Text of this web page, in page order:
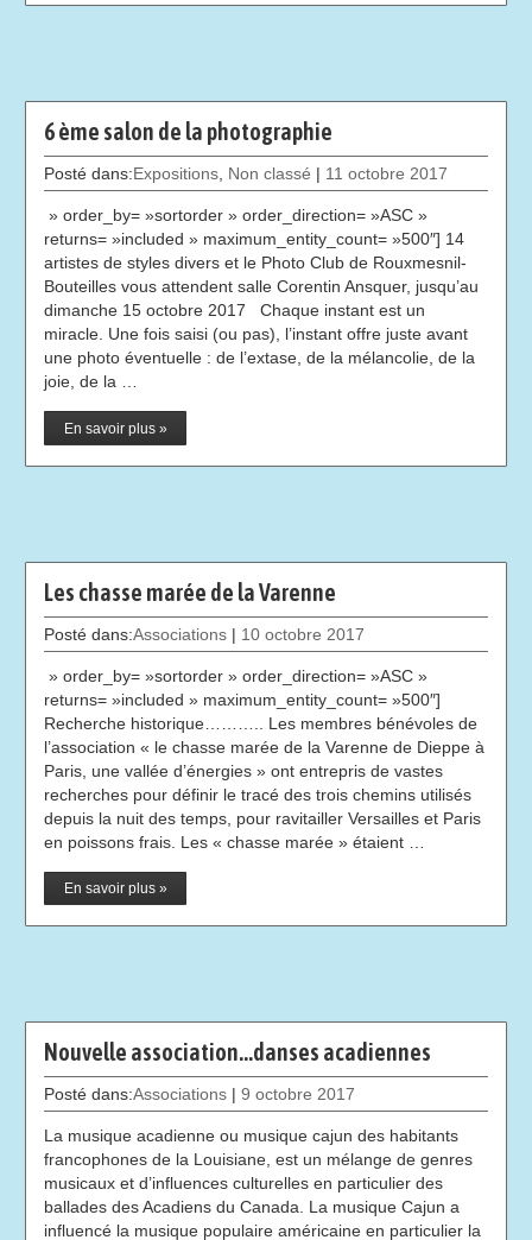
6 ème salon de la photographie
Posté dans:Expositions, Non classé | 11 octobre 2017
» order_by= »sortorder » order_direction= »ASC »
returns= »included » maximum_entity_count= »500″] 14
artistes de styles divers et le Photo Club de Rouxmesnil-
Bouteilles vous attendent salle Corentin Ansquer, jusqu’au
dimanche 15 octobre 2017 Chaque instant est un
miracle. Une fois saisi (ou pas), l’instant offre juste avant
une photo éventuelle : de l’extase, de la mélancolie, de la
joie, de la …
En savoir plus »
Les chasse marée de la Varenne
Posté dans:Associations | 10 octobre 2017
» order_by= »sortorder » order_direction= »ASC »
returns= »included » maximum_entity_count= »500″]
Recherche historique……….. Les membres bénévoles de
l’association « le chasse marée de la Varenne de Dieppe à
Paris, une vallée d’énergies » ont entrepris de vastes
recherches pour définir le tracé des trois chemins utilisés
depuis la nuit des temps, pour ravitailler Versailles et Paris
en poissons frais. Les « chasse marée » étaient …
En savoir plus »
Nouvelle association…danses acadiennes
Posté dans:Associations | 9 octobre 2017
La musique acadienne ou musique cajun des habitants
francophones de la Louisiane, est un mélange de genres
musicaux et d’influences culturelles en particulier des
ballades des Acadiens du Canada. La musique Cajun a
influencé la musique populaire américaine en particulier la